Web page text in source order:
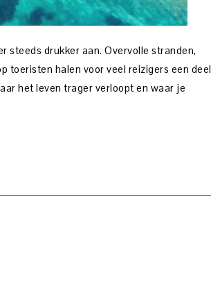
steeds drukker aan. Overvolle stranden,
toeristen halen voor veel reizigers een deel
het leven trager verloopt en waar je